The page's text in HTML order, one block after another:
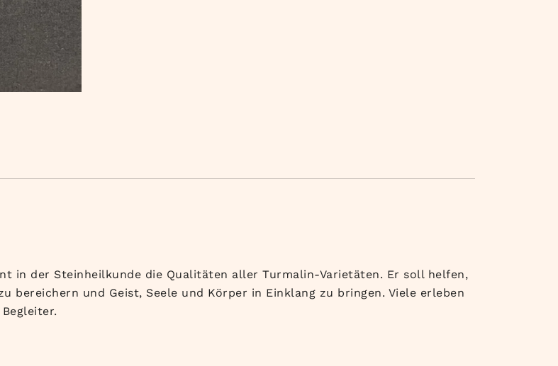
in der Steinheilkunde die Qualitäten aller Turmalin-Varietäten. Er soll helfen,
bereichern und Geist, Seele und Körper in Einklang zu bringen. Viele erleben